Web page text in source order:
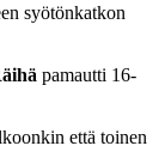
syötönkatkon
pamautti 16-
että toinen